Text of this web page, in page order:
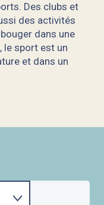
Des clubs et
des activités
dans une
le sport est un
et dans un